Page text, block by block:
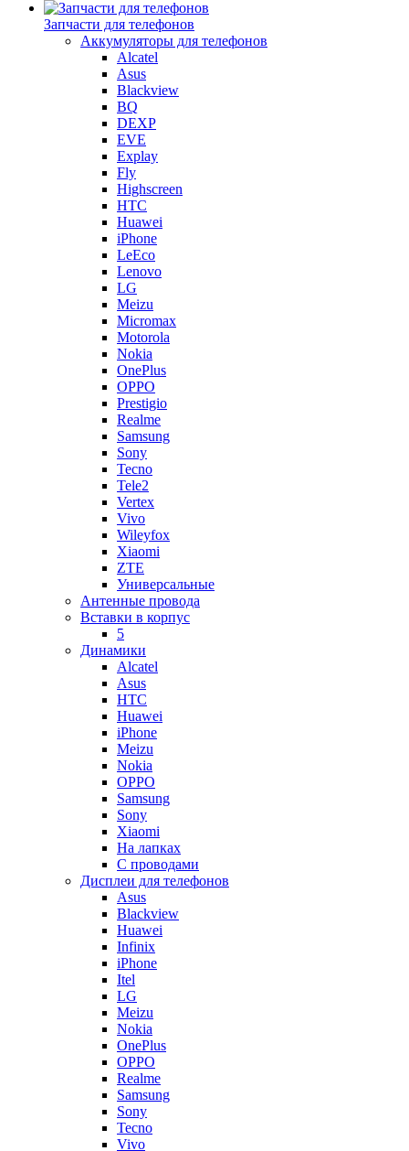
Запчасти для телефонов
Аккумуляторы для телефонов
Alcatel
Asus
Blackview
BQ
DEXP
EVE
Explay
Fly
Highscreen
HTC
Huawei
iPhone
LeEco
Lenovo
LG
Meizu
Micromax
Motorola
Nokia
OnePlus
OPPO
Prestigio
Realme
Samsung
Sony
Tecno
Tele2
Vertex
Vivo
Wileyfox
Xiaomi
ZTE
Универсальные
Антенные провода
Вставки в корпус
5
Динамики
Alcatel
Asus
HTC
Huawei
iPhone
Meizu
Nokia
OPPO
Samsung
Sony
Xiaomi
На лапках
С проводами
Дисплеи для телефонов
Asus
Blackview
Huawei
Infinix
iPhone
Itel
LG
Meizu
Nokia
OnePlus
OPPO
Realme
Samsung
Sony
Tecno
Vivo